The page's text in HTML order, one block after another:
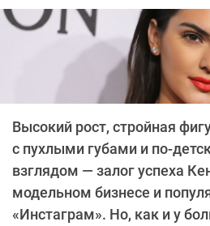
Высокий рост, стройная
с пухлыми губами и по-
взглядом — залог успеха
модельном бизнесе и
«Инстаграм». Но, как и у